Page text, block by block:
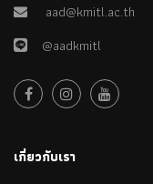
aad@kmitl.ac.th
@aadkmitl
เกี่ยวกับเรา